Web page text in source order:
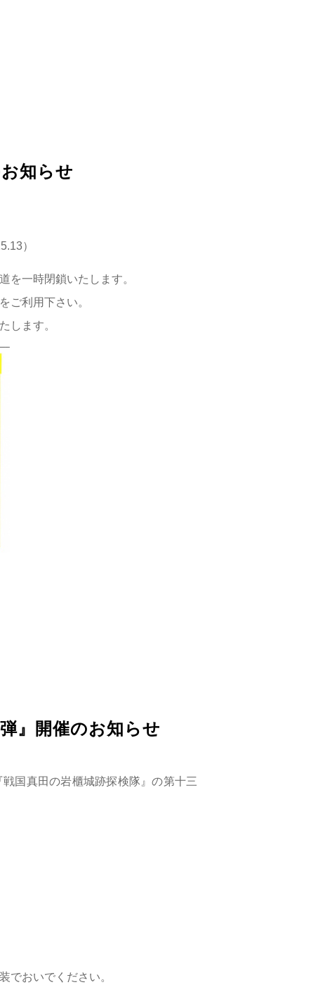
知らせ
）
を一時閉鎖いたします。
ご利用下さい。
します。
』開催のお知らせ
国真田の岩櫃城跡探検隊』の第十三
おいでください。